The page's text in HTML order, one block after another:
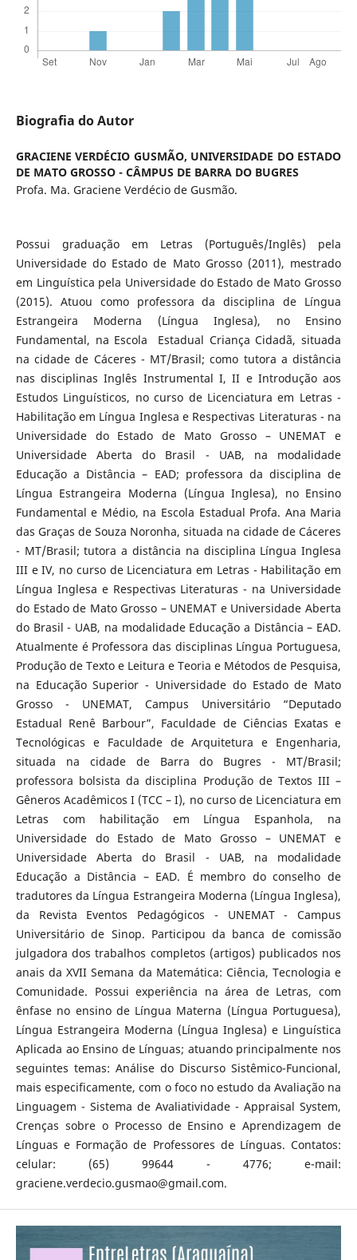
Biografia do Autor
GRACIENE VERDÉCIO GUSMÃO, UNIVERSIDADE DO ESTADO
DE MATO GROSSO - CÂMPUS DE BARRA DO BUGRES
Profa. Ma. Graciene Verdécio de Gusmão.
Possui graduação em Letras (Português/Inglês) pela
Universidade do Estado de Mato Grosso (2011), mestrado
em Linguística pela Universidade do Estado de Mato Grosso
(2015). Atuou como professora da disciplina de Língua
Estrangeira Moderna (Língua Inglesa), no Ensino
Fundamental, na Escola Estadual Criança Cidadã, situada
na cidade de Cáceres - MT/Brasil; como tutora a distância
nas disciplinas Inglês Instrumental I, II e Introdução aos
Estudos Linguísticos, no curso de Licenciatura em Letras -
Habilitação em Língua Inglesa e Respectivas Literaturas - na
Universidade do Estado de Mato Grosso – UNEMAT e
Universidade Aberta do Brasil - UAB, na modalidade
Educação a Distância – EAD; professora da disciplina de
Língua Estrangeira Moderna (Língua Inglesa), no Ensino
Fundamental e Médio, na Escola Estadual Profa. Ana Maria
das Graças de Souza Noronha, situada na cidade de Cáceres
- MT/Brasil; tutora a distância na disciplina Língua Inglesa
III e IV, no curso de Licenciatura em Letras - Habilitação em
Língua Inglesa e Respectivas Literaturas - na Universidade
do Estado de Mato Grosso – UNEMAT e Universidade Aberta
do Brasil - UAB, na modalidade Educação a Distância – EAD.
Atualmente é Professora das disciplinas Língua Portuguesa,
Produção de Texto e Leitura e Teoria e Métodos de Pesquisa,
na Educação Superior - Universidade do Estado de Mato
Grosso - UNEMAT, Campus Universitário “Deputado
Estadual Renê Barbour”, Faculdade de Ciências Exatas e
Tecnológicas e Faculdade de Arquitetura e Engenharia,
situada na cidade de Barra do Bugres - MT/Brasil;
professora bolsista da disciplina Produção de Textos III –
Gêneros Acadêmicos I (TCC – I), no curso de Licenciatura em
Letras com habilitação em Língua Espanhola, na
Universidade do Estado de Mato Grosso – UNEMAT e
Universidade Aberta do Brasil - UAB, na modalidade
Educação a Distância – EAD. É membro do conselho de
tradutores da Língua Estrangeira Moderna (Língua Inglesa),
da Revista Eventos Pedagógicos - UNEMAT - Campus
Universitário de Sinop. Participou da banca de comissão
julgadora dos trabalhos completos (artigos) publicados nos
anais da XVII Semana da Matemática: Ciência, Tecnologia e
Comunidade. Possui experiência na área de Letras, com
ênfase no ensino de Língua Materna (Língua Portuguesa),
Língua Estrangeira Moderna (Língua Inglesa) e Linguística
Aplicada ao Ensino de Línguas; atuando principalmente nos
seguintes temas: Análise do Discurso Sistêmico-Funcional,
mais especificamente, com o foco no estudo da Avaliação na
Linguagem - Sistema de Avaliatividade - Appraisal System,
Crenças sobre o Processo de Ensino e Aprendizagem de
Línguas e Formação de Professores de Línguas. Contatos:
celular: (65) 99644 - 4776; e-mail:
graciene.verdecio.gusmao@gmail.com.